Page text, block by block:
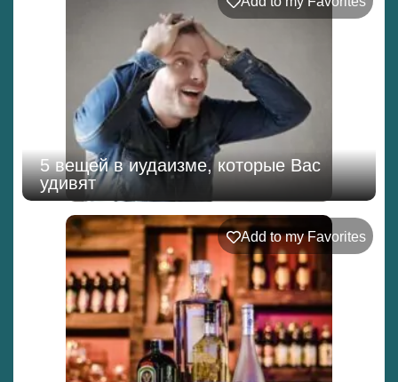
5 вещей в иудаизме, которые Вас
удивят
Add to my Favorites